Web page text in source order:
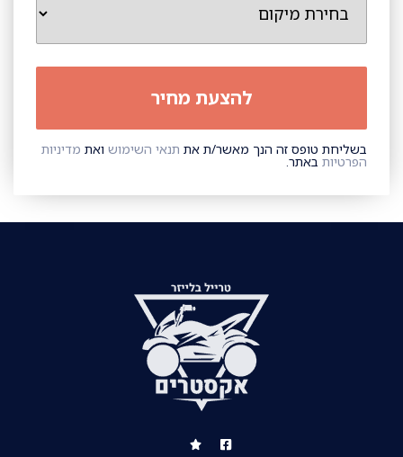
בשליחת טופס זה הנך מאשר/ת את תנאי השימוש ואת מדיניות
הפרטיות באתר.